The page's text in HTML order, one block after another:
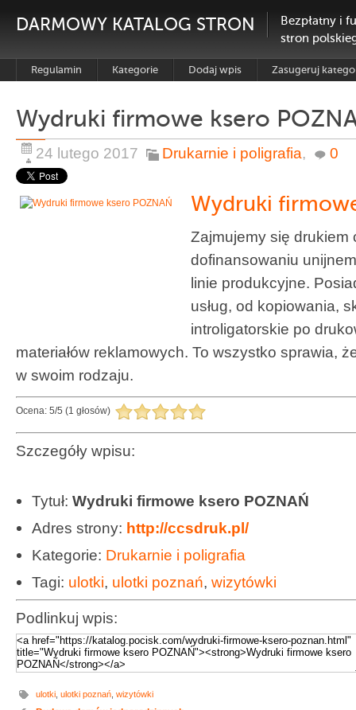
DARMOWY KATALOG STRON
Bezpłatny i
stron
Regulamin Kategorie Dodaj wpis Zasugeruj
Wydruki firmowe ksero
24 lutego 2017 Drukarnie i poligrafia, 0
Wydruki
Zajmujemy się drukiem
dofinansowaniu
linie produkcyjne.
usług, od kopiowania,
introligatorskie po
materiałów reklamowych. To wszystko sprawia,
w swoim rodzaju.
Ocena: 5/5 (1 głosów)
Szczegóły wpisu:
Tytuł: Wydruki firmowe ksero POZNAŃ
Adres strony: http://ccsdruk.pl/
Kategorie: Drukarnie i poligrafia
Tagi: ulotki, ulotki poznań, wizytówki
Podlinkuj wpis:
ulotki ulotki poznań wizytówki